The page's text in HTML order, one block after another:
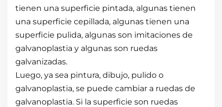
tienen una superficie pintada, algunas tienen
una superficie cepillada, algunas tienen una
superficie pulida, algunas son imitaciones de
galvanoplastia y algunas son ruedas
galvanizadas.
Luego, ya sea pintura, dibujo, pulido o
galvanoplastia, se puede cambiar a ruedas de
galvanoplastia. Si la superficie son ruedas